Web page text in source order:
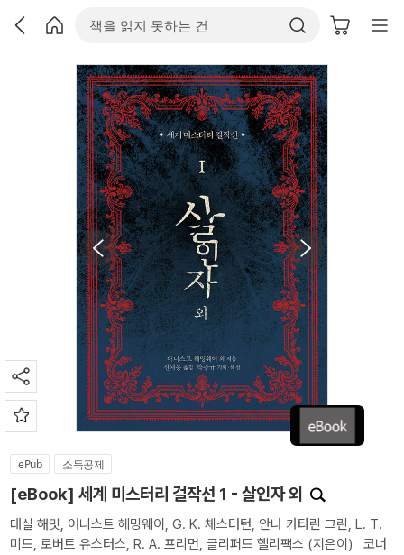
ePub 소득공제
[eBook] 세계 미스터리 걸작선 1 - 살인자 외
대실 해밋, 어니스트 헤밍웨이 , G. K. 체스터턴, 안나 카타린 그린, L. T.
미드, 로버트 유스터스, R. A. 프리먼, 클리퍼드 핼리팩스 (지은이) 코너